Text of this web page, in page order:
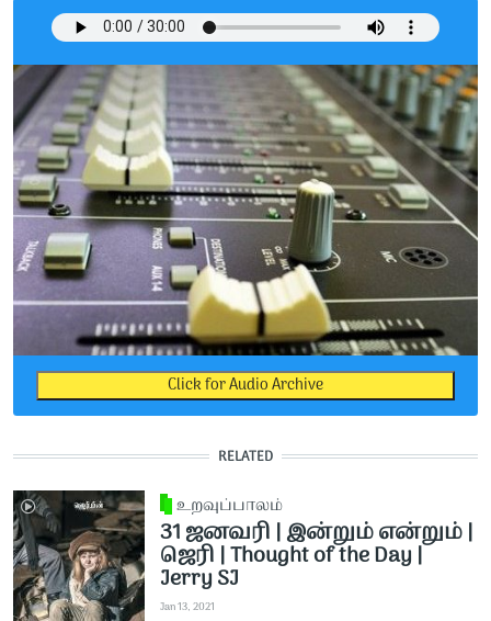
Click for Audio Archive
RELATED
உறவுப்பாலம்
31 ஜனவரி | இன்றும் என்றும் |
ஜெரி | Thought of the Day |
Jerry SJ
Jan 13, 2021